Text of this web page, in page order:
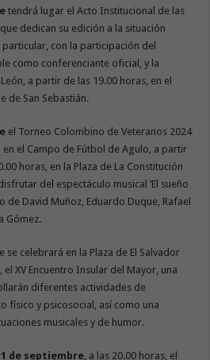
tendrá lugar el Acto Institucional de las
dedican su edición a la situación
con la participación del
como conferenciante oficial, y la
a partir de las 19.00 horas, en el
de San Sebastián.
el Torneo Colombino de Veteranos 2024
el Campo de Fútbol de Agulo, a partir
horas, en la Plaza de La Constitución
del espectáculo musical ‘El sueño
de David Muñoz, Eduardo Duque, Rafael
Gómez.
se celebrará en la Plaza de El Salvador
XV Encuentro Insular del Mayor, una
diferentes actividades de
físico y psicosocial, así como una
musicales y de humor.
de septiembre , a las 20.00 horas, el